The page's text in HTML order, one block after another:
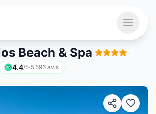
Ouvrir
Beach & Spa ·
4.4/5·5 596 avis